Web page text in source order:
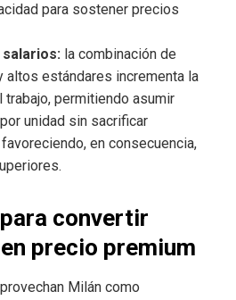
para sostener precios
salarios: la combinación de
altos estándares incrementa la
permitiendo asumir
unidad sin sacrificar
en consecuencia,
convertir
precio premium
Milán como